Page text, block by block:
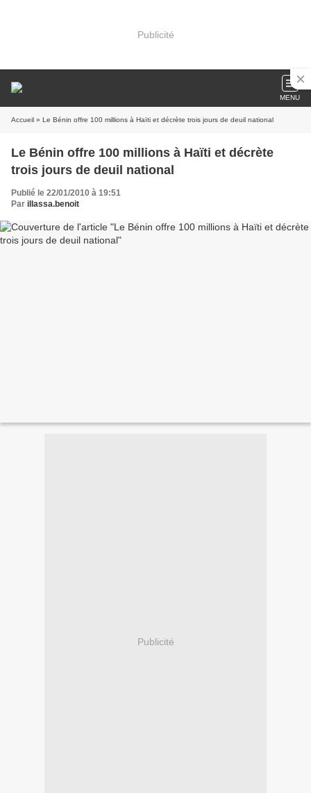
Publicité
MENU
Accueil » Le Bénin offre 100 millions à Haïti et décrète trois jours de deuil national
Le Bénin offre 100 millions à Haïti et décrète
trois jours de deuil national
Publié le 22/01/2010 à 19:51
Par illassa.benoit
Publicité